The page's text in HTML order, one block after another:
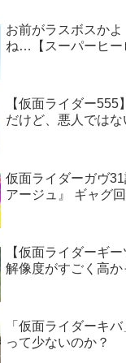
お前がラスボスか
ね…【スーパーヒー
【仮面ライダー555
だけど、悪人ではな
仮面ライダーガヴ
アージュ』 ギャグ
【仮面ライダーギ
解像度がすごく高か
「仮面ライダーキ
って少ないのか？